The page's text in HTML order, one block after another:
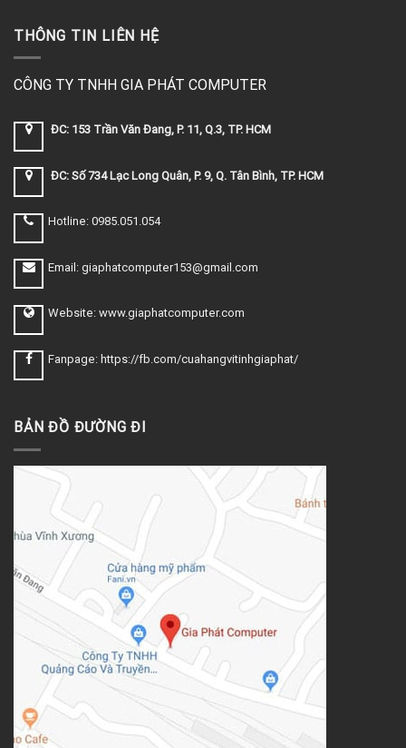
THÔNG TIN LIÊN HỆ
CÔNG TY TNHH GIA PHÁT COMPUTER
ĐC: 153 Trần Văn Đang, P. 11, Q.3, TP. HCM
ĐC: Số 734 Lạc Long Quân, P. 9, Q. Tân Bình, TP. HCM
Hotline: 0985.051.054
Email: giaphatcomputer153@gmail.com
Website: www.giaphatcomputer.com
Fanpage: https://fb.com/cuahangvitinhgiaphat/
BẢN ĐỒ ĐƯỜNG ĐI